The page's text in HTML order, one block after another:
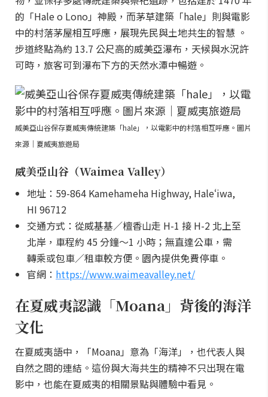
的「Hale o Lono」神殿，而茅草建築「hale」則與電影
中的村落茅屋相互呼應，展現先民與土地共生的智慧 。
步道終點為約 13.7 公尺高的威美亞瀑布，天候與水況許
可時，旅客可到瀑布下方的天然水潭中暢遊。
威美亞山谷保存夏威夷傳統建築「hale」，以電影中的村落相互呼應。圖片
來源｜夏威夷旅遊局
威美亞山谷（Waimea Valley）
地址：59-864 Kamehameha Highway, Haleʻiwa,
HI 96712
交通方式：從威基基／檀香山走 H-1 接 H-2 北上至
北岸，車程約 45 分鐘～1 小時；無直達公車，需
轉乘或包車／租車較方便。園內提供免費停車。
官網： https://www.waimeavalley.net/
在夏威夷認識「Moana」背後的海洋
文化
在夏威夷語中，「Moana」意為「海洋」，也代表人與
自然之間的連結。這份與大海共生的精神不只出現在電
影中，也能在夏威夷的相關景點與體驗中看見。